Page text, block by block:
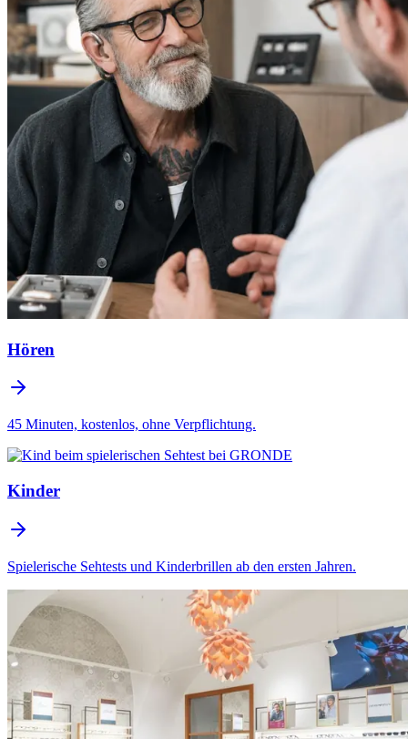
Hören
45 Minuten, kostenlos, ohne Verpflichtung.
Kinder
Spielerische Sehtests und Kinderbrillen ab den ersten Jahren.